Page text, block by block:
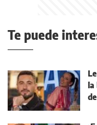
Te puede